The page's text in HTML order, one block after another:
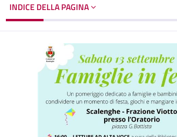
INDICE DELLA PAGINA